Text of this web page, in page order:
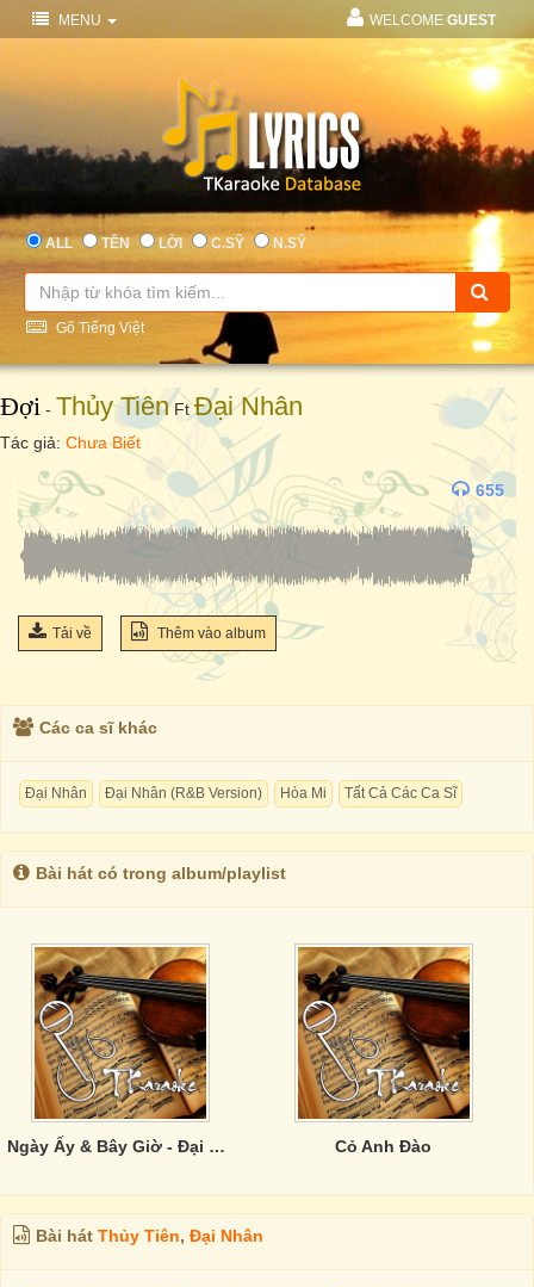
MENU WELCOME GUEST
ALL TÊN LỜI C.SỸ N.SỸ
Gõ Tiếng Việt
Đợi - Thủy TiênFtĐại Nhân
Tác giả: Chưa Biết
655
Tải về Thêm vào album
Các ca sĩ khác
Đại Nhân Đại Nhân (R&B Version) Hòa Mi Tất Cả Các Ca Sĩ
Bài hát có trong album/playlist
Ngày Ấy & Bây Giờ - Đại Nhân, Thanh Duy Cỏ Anh Đào
Bài hát Thủy Tiên, Đại Nhân